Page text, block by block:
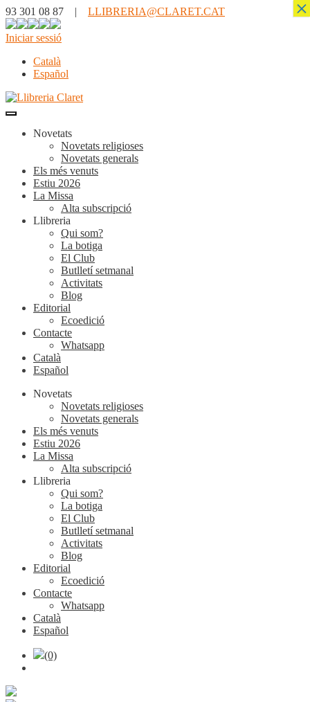
93 301 08 87 | LLIBRERIA@CLARET.CAT
Iniciar sessió
Català
Español
Novetats
Novetats religioses
Novetats generals
Els més venuts
Estiu 2026
La Missa
Alta subscripció
Llibreria
Qui som?
La botiga
El Club
Butlletí setmanal
Activitats
Blog
Editorial
Ecoedició
Contacte
Whatsapp
Català
Español
Novetats
Novetats religioses
Novetats generals
Els més venuts
Estiu 2026
La Missa
Alta subscripció
Llibreria
Qui som?
La botiga
El Club
Butlletí setmanal
Activitats
Blog
Editorial
Ecoedició
Contacte
Whatsapp
Català
Español
(0)
×